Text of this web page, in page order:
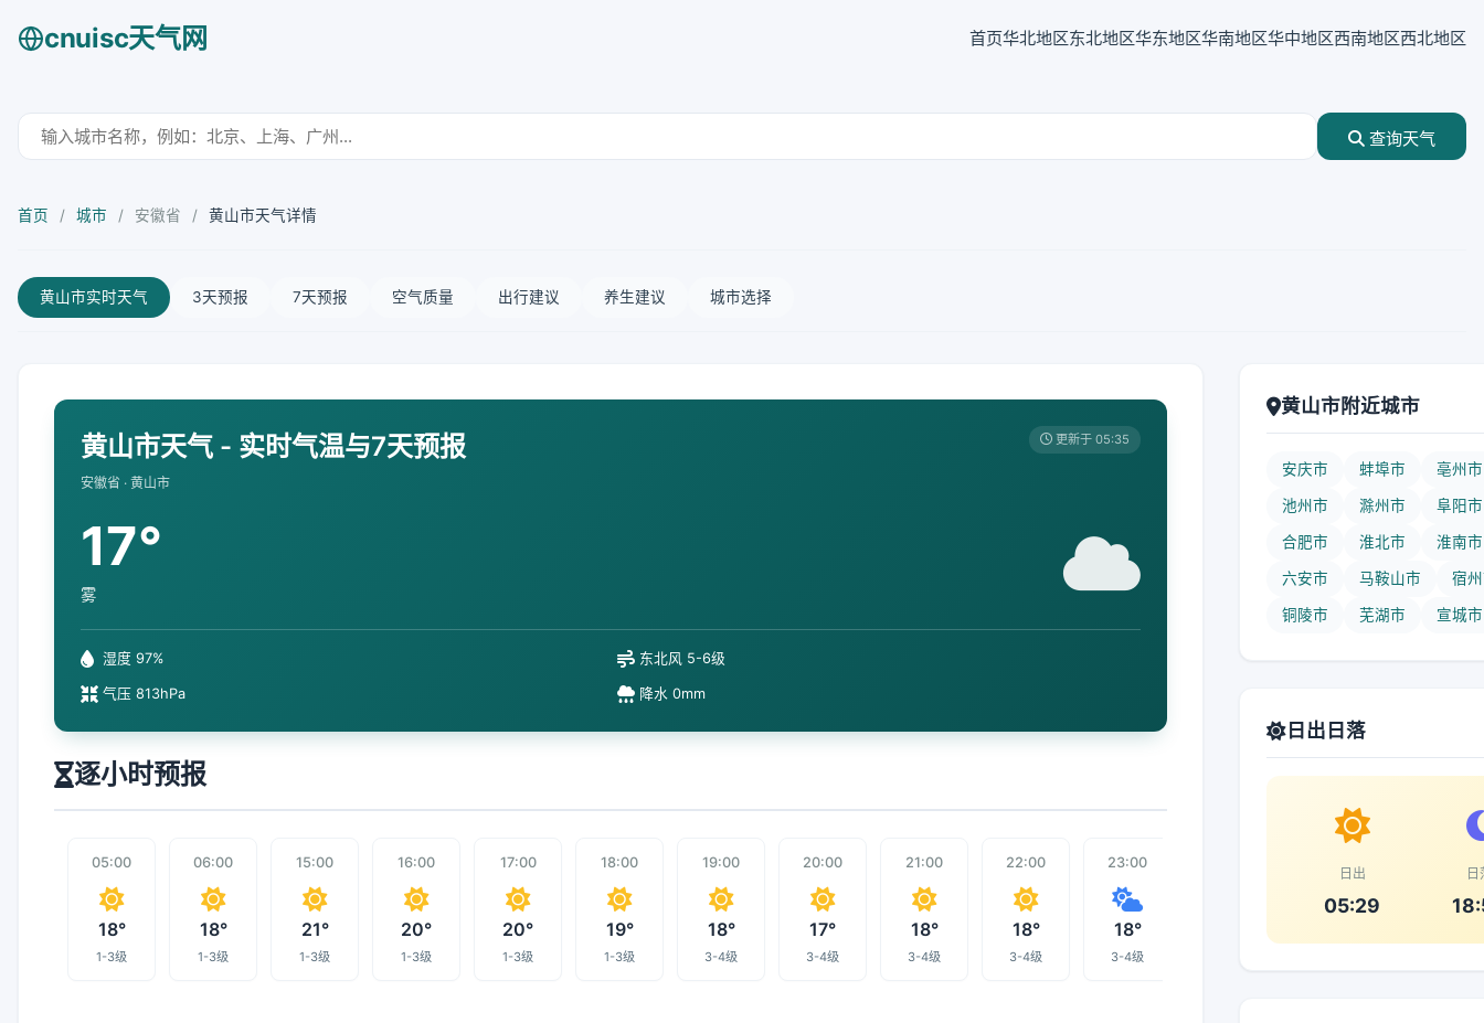
cnuisc天气网 首页华北地区东北地区华东地区华南地区华中地区西南地区西北地区
查询天气
首页 / 城市 / 安徽省 / 黄山市天气详情
黄山市实时天气 3天预报 7天预报 空气质量 出行建议 养生建议 城市选择
黄山市天气 - 实时气温与7天预报
安徽省 · 黄山市
更新于 05:35
17°
雾
湿度 97% 东北风 5-6级
气压 813hPa 降水 0mm
逐小时预报
05:00
18°
1-3级
06:00
18°
1-3级
15:00
21°
1-3级
16:00
20°
1-3级
17:00
20°
1-3级
18:00
19°
1-3级
19:00
18°
3-4级
20:00
17°
3-4级
21:00
18°
3-4级
22:00
18°
3-4级
23:00
18°
3-4级
黄山市附近城市
安庆市 蚌埠市 亳州市
池州市 滁州市 阜阳市
合肥市 淮北市 淮南市
六安市 马鞍山市 宿
铜陵市 芜湖市 宣城市
日出日落
日出
05:29
日